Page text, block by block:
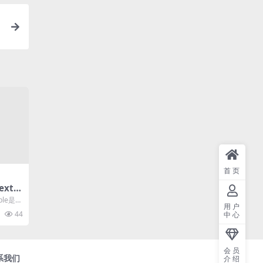
器
是基
44
我们
首页
用户
中心
会员
介绍